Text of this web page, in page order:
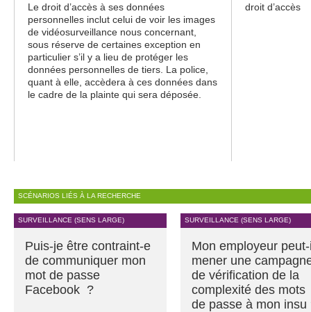
Le droit d’accès à ses données
personnelles inclut celui de voir les images
de vidéosurveillance nous concernant,
sous réserve de certaines exception en
particulier s’il y a lieu de protéger les
données personnelles de tiers. La police,
quant à elle, accèdera à ces données dans
le cadre de la plainte qui sera déposée.
droit d’accès
SCÉNARIOS LIÉS À LA RECHERCHE
SURVEILLANCE (SENS LARGE)
Puis-je être contraint-e
de communiquer mon
mot de passe
Facebook ?
SURVEILLANCE (SENS LARGE)
Mon employeur
mener une
de vérification de la
complexité des mots
de passe à mon insu